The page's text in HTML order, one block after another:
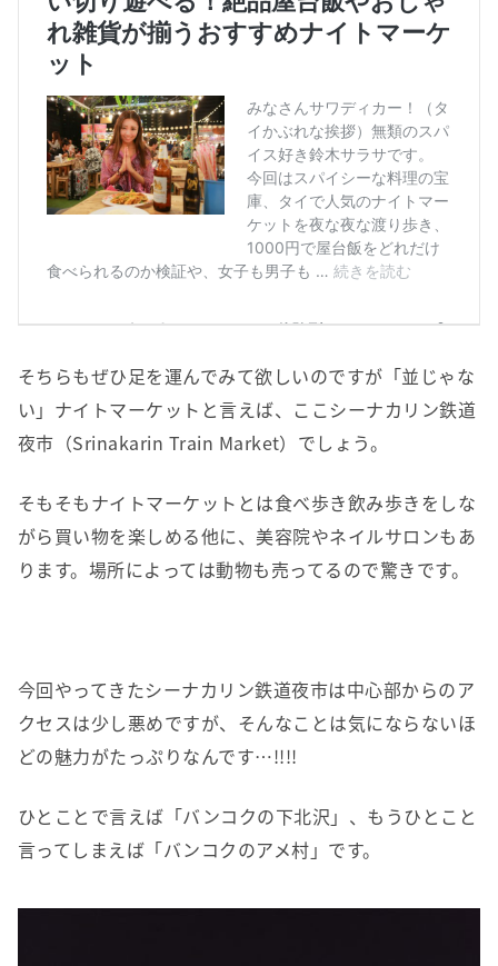
そちらもぜひ足を運んでみて欲しいのですが「並じゃな
い」ナイトマーケットと言えば、ここシーナカリン鉄道
夜市（Srinakarin Train Market）でしょう。
そもそもナイトマーケットとは食べ歩き飲み歩きをしな
がら買い物を楽しめる他に、美容院やネイルサロンもあ
ります。場所によっては動物も売ってるので驚きです。
今回やってきたシーナカリン鉄道夜市は中心部からのア
クセスは少し悪めですが、そんなことは気にならないほ
どの魅力がたっぷりなんです…!!!!
ひとことで言えば「バンコクの下北沢」、もうひとこと
言ってしまえば「バンコクのアメ村」です。